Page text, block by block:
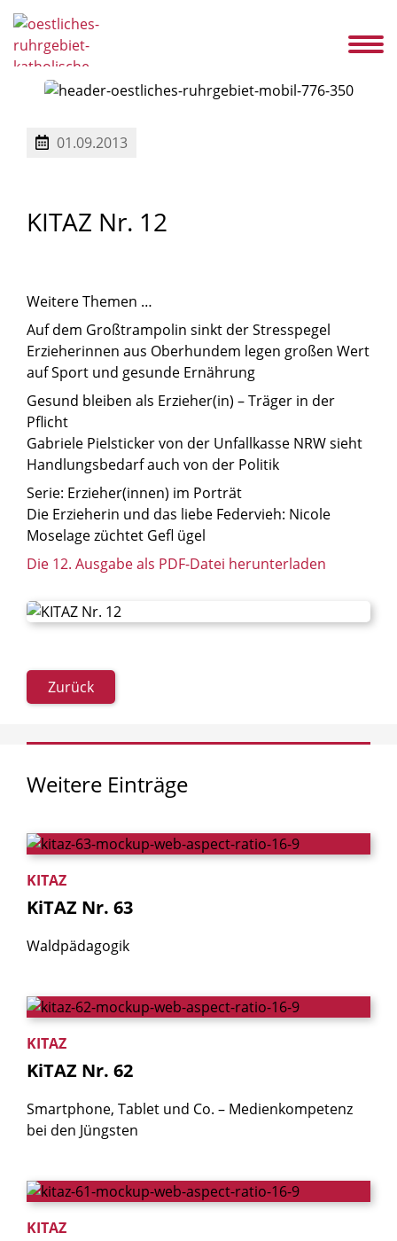
ServiceAnsprechpartner
01.09.2013
KITAZ Nr. 12
Weitere Themen …
Auf dem Großtrampolin sinkt der Stresspegel
Erzieherinnen aus Oberhundem legen großen Wert
auf Sport und gesunde Ernährung
Gesund bleiben als Erzieher(in) – Träger in der
Pflicht
Gabriele Pielsticker von der Unfallkasse NRW sieht
Handlungsbedarf auch von der Politik
Serie: Erzieher(innen) im Porträt
Die Erzieherin und das liebe Federvieh: Nicole
Moselage züchtet Gefl ügel
Die 12. Ausgabe als PDF-Datei herunterladen
Zurück
Weitere Einträge
KITAZ
KiTAZ Nr. 63
Waldpädagogik
KITAZ
KiTAZ Nr. 62
Smartphone, Tablet und Co. – Medienkom­petenz
bei den Jüngsten
KITAZ